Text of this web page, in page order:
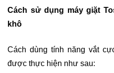
Cách sử dụng máy giặt
khô
Cách dùng tính năng vắt
được thực hiện như sau: